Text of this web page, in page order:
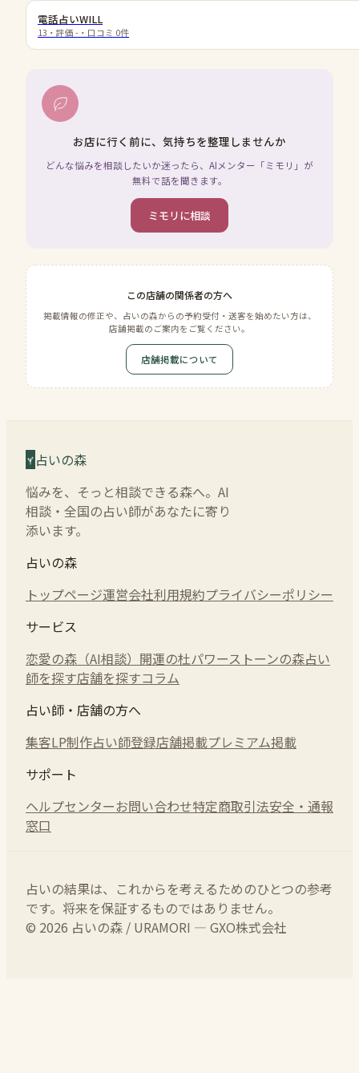
電話占いWILL
13 ・評価 - ・口コミ 0件
お店に行く前に、気持ちを整理しませんか
どんな悩みを相談したいか迷ったら、AIメンター「ミモリ」が
無料で話を聞きます。
ミモリに相談
この店舗の関係者の方へ
掲載情報の修正や、占いの森からの予約受付・送客を始めたい方は、
店舗掲載のご案内をご覧ください。
店舗掲載について
占いの森
悩みを、そっと相談できる森へ。AI
相談・全国の占い師があなたに寄り
添います。
占いの森
トップページ運営会社利用規約プライバシーポリシー
サービス
恋愛の森（AI相談） 開運の杜パワーストーンの森占い
師を探す店舗を探すコラム
占い師・店舗の方へ
集客LP制作占い師登録店舗掲載プレミアム掲載
サポート
ヘルプセンターお問い合わせ特定商取引法安全・通報
窓口
占いの結果は、これからを考えるためのひとつの参考
です。将来を保証するものではありません。
© 2026 占いの森 / URAMORI — GXO株式会社